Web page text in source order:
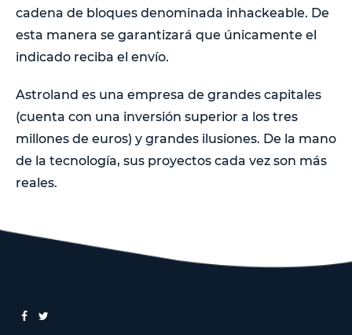
cadena de bloques denominada inhackeable. De
esta manera se garantizará que únicamente el
indicado reciba el envío.
Astroland es una empresa de grandes capitales
(cuenta con una inversión superior a los tres
millones de euros) y grandes ilusiones. De la mano
de la tecnología, sus proyectos cada vez son más
reales.